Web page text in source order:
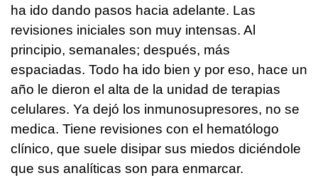
ha ido dando pasos hacia adelante. Las
revisiones iniciales son muy intensas. Al
principio, semanales; después, más
espaciadas. Todo ha ido bien y por eso, hace un
año le dieron el alta de la unidad de terapias
celulares. Ya dejó los inmunosupresores, no se
medica. Tiene revisiones con el hematólogo
clínico, que suele disipar sus miedos diciéndole
que sus analíticas son para enmarcar.